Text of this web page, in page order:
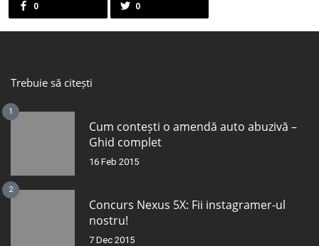
0 0
Trebuie să citești
1
Cum contești o amendă auto abuzivă –
Ghid complet
16 Feb 2015
2
Concurs Nexus 5X: Fii instagramer-ul
nostru!
7 Dec 2015